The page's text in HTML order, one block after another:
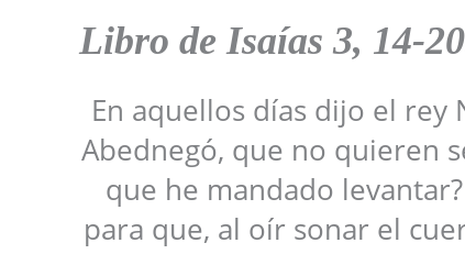
Libro de Isaías 3, 14-
En aquellos días dijo el rey
Abednegó, que no quieren
que he mandado
para que, al oír sonar el